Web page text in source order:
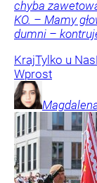
chyba
KO. – Mamy
dumni –
KrajTylko u Nas
Wprost